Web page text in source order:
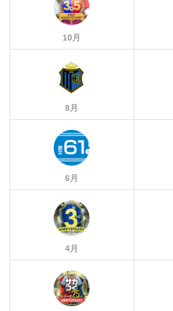
10月
8月
6月
4月